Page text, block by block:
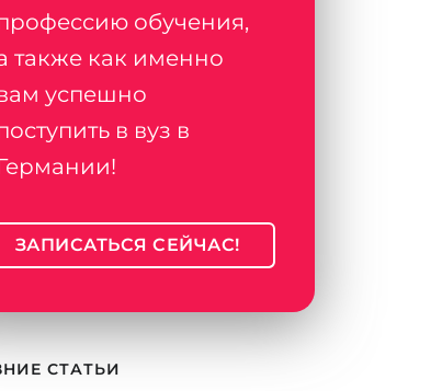
обучения,
также как именно
успешно
в вуз в
ЗАПИСАТЬСЯ СЕЙЧАС!
СТАТЬИ